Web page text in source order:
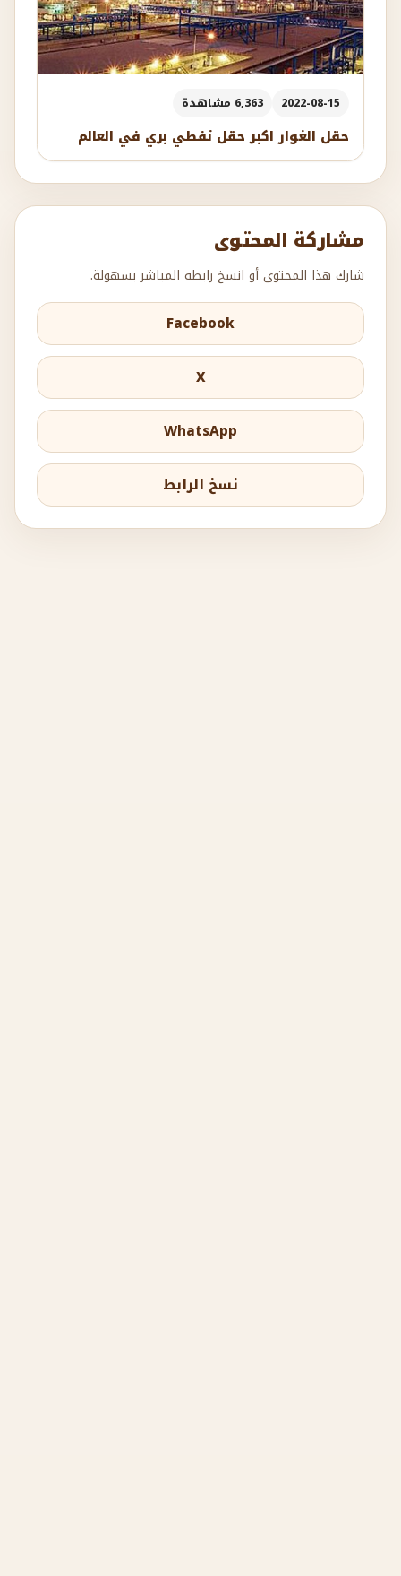
2022-08-15 6,363 مشاهدة
حقل الغوار اكبر حقل نفطي بري في العالم
مشاركة المحتوى
شارك هذا المحتوى أو انسخ رابطه المباشر بسهولة.
Facebook
X
WhatsApp
نسخ الرابط